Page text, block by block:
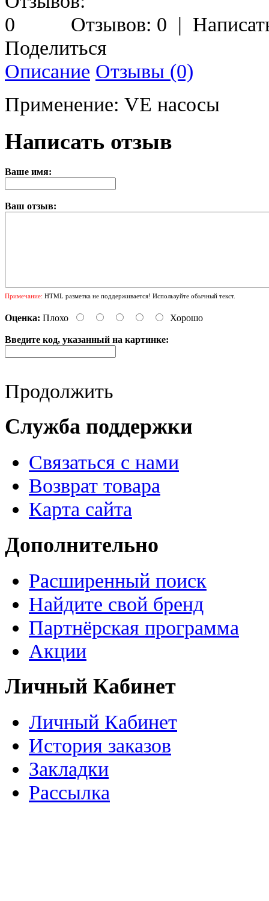
Отзывов: 0 |
Поделиться
Описание Отзывы (0)
Применение: VE насосы
Написать отзыв
Ваше имя:
Ваш отзыв:
Примечание: HTML разметка не поддерживается! Используйте обычный текст.
Оценка: Плохо Хорошо
Введите код, указанный на картинке:
Продолжить
Служба поддержки
Связаться с нами
Возврат товара
Карта сайта
Дополнительно
Расширенный поиск
Найдите свой бренд
Партнёрская программа
Акции
Личный Кабинет
Личный Кабинет
История заказов
Закладки
Рассылка